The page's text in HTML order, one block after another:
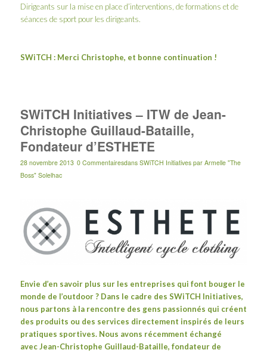
Dirigeants sur la mise en place d’interventions, de formations et de
séances de sport pour les dirigeants.
SWiTCH : Merci Christophe, et bonne continuation !
SWiTCH Initiatives – ITW de Jean-
Christophe Guillaud-Bataille,
Fondateur d’ESTHETE
28 novembre 2013 0 Commentairesdans SWiTCH Initiatives par Armelle "The
Boss" Solelhac
Envie d’en savoir plus sur les entreprises qui font bouger le
monde de l’outdoor ? Dans le cadre des SWiTCH Initiatives,
nous partons à la rencontre des gens passionnés qui créent
des produits ou des services directement inspirés de leurs
pratiques sportives. Nous avons récemment échangé
avec Jean-Christophe Guillaud-Bataille, fondateur de